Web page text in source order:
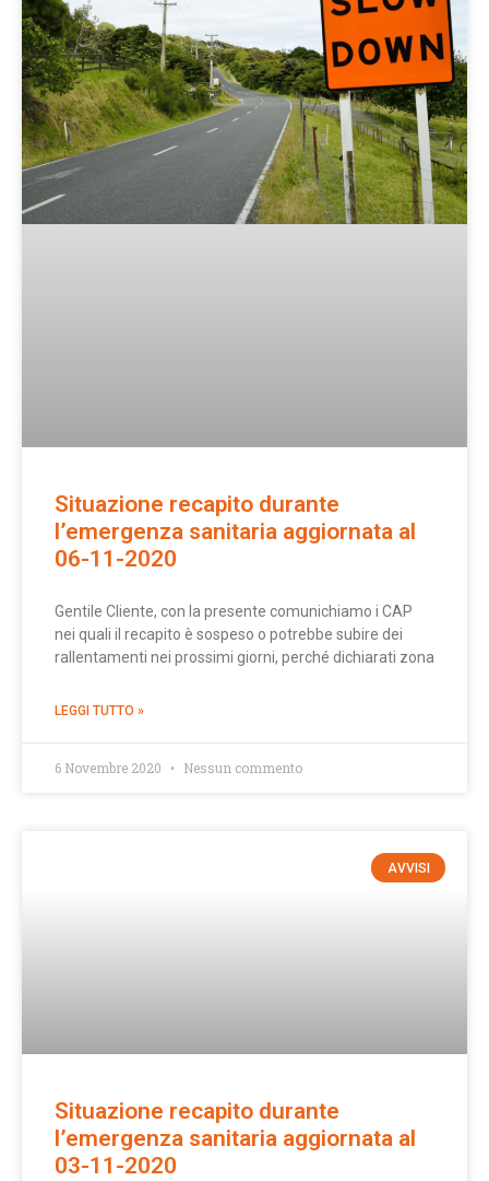
Situazione recapito durante
l’emergenza sanitaria aggiornata al
06-11-2020
Gentile Cliente, con la presente comunichiamo i CAP
nei quali il recapito è sospeso o potrebbe subire dei
rallentamenti nei prossimi giorni, perché dichiarati zona
LEGGI TUTTO »
6 Novembre 2020 Nessun commento
AVVISI
Situazione recapito durante
l’emergenza sanitaria aggiornata al
03-11-2020